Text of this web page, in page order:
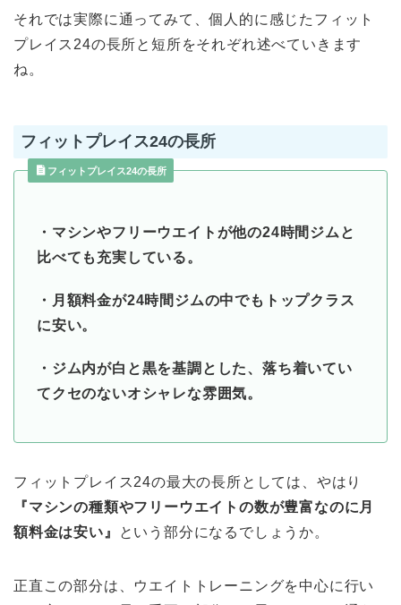
それでは実際に通ってみて、個人的に感じたフィット
プレイス24の長所と短所をそれぞれ述べていきます
ね。
フィットプレイス24の長所
フィットプレイス24の長所
・マシンやフリーウエイトが他の24時間ジムと
比べても充実している。
・月額料金が24時間ジムの中でもトップクラス
に安い。
・ジム内が白と黒を基調とした、落ち着いてい
てクセのないオシャレな雰囲気。
フィットプレイス24の最大の長所としては、やはり
『マシンの種類やフリーウエイトの数が豊富なのに月
額料金は安い』
という部分になるでしょうか。
正直この部分は、ウエイトトレーニングを中心に行い